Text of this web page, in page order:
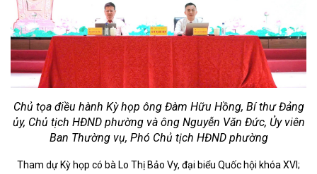
Chủ tọa điều hành Kỳ họp ông Đàm Hữu Hồng, Bí thư Đảng
ủy, Chủ tịch HĐND phường và ông Nguyễn Văn Đức, Ủy viên
Ban Thường vụ, Phó Chủ tịch HĐND phường
Tham dự Kỳ họp có bà Lo Thị Bảo Vy, đại biểu Quốc hội khóa XVI;